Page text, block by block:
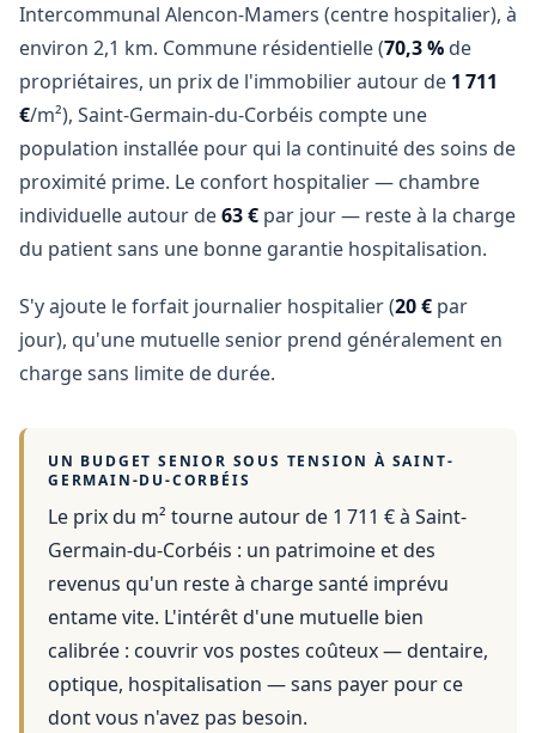
Intercommunal Alencon-Mamers (centre hospitalier), à
environ 2,1 km. Commune résidentielle (70,3 % de
propriétaires, un prix de l'immobilier autour de 1 711
€/m²), Saint-Germain-du-Corbéis compte une
population installée pour qui la continuité des soins de
proximité prime. Le confort hospitalier — chambre
individuelle autour de63 € par jour — reste à la charge
du patient sans une bonne garantie hospitalisation.
S'y ajoute le forfait journalier hospitalier (20 € par
jour), qu'une mutuelle senior prend généralement en
charge sans limite de durée.
UN BUDGET SENIOR SOUS TENSION À SAINT-
GERMAIN-DU-CORBÉIS
Le prix du m² tourne autour de 1 711 €à Saint-
Germain-du-Corbéis : un patrimoine et des
revenus qu'un reste à charge santé imprévu
entame vite. L'intérêt d'une mutuelle bien
calibrée : couvrir vos postes coûteux — dentaire,
optique, hospitalisation — sans payer pour ce
dont vous n'avez pas besoin.